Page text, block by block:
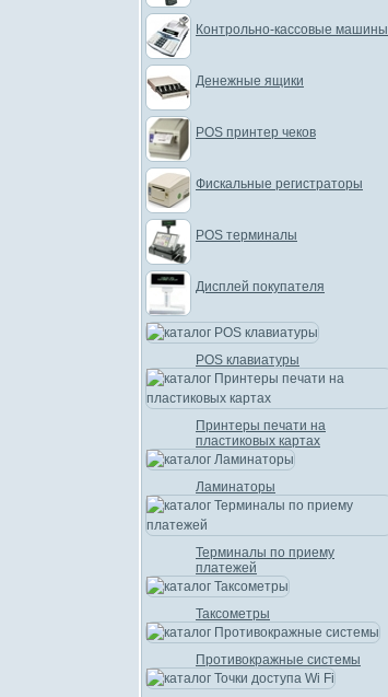
Контрольно-кассовые машины
Денежные ящики
POS принтер чеков
Фискальные регистраторы
POS терминалы
Дисплей покупателя
POS клавиатуры
Принтеры печати на
пластиковых картах
Ламинаторы
Терминалы по приему
платежей
Таксометры
Противокражные системы